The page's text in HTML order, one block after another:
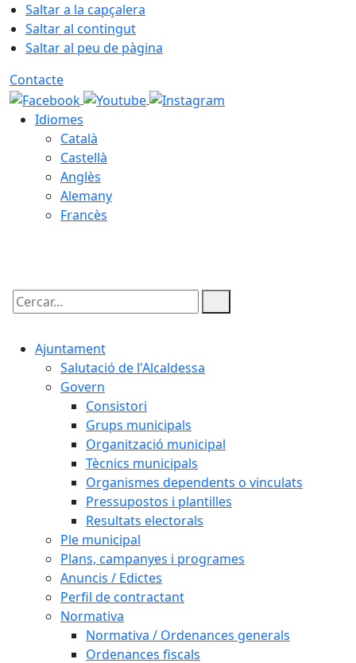
Saltar a la capçalera
Saltar al contingut
Saltar al peu de pàgina
Contacte
Idiomes
Català
Castellà
Anglès
Alemany
Francès
Cercar:
Ajuntament
Salutació de l'Alcaldessa
Govern
Consistori
Grups municipals
Organització municipal
Tècnics municipals
Organismes dependents o vinculats
Pressupostos i plantilles
Resultats electorals
Ple municipal
Plans, campanyes i programes
Anuncis / Edictes
Perfil de contractant
Normativa
Normativa / Ordenances generals
Ordenances fiscals